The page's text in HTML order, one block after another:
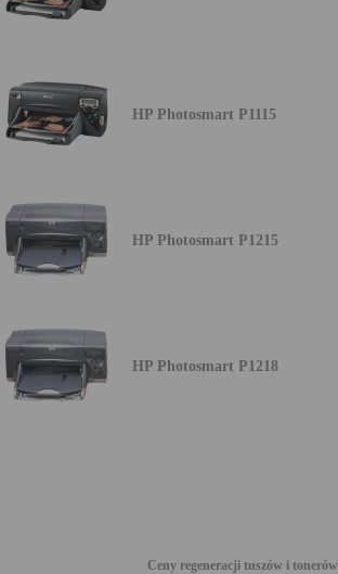
HP Photosmart P1115
HP Photosmart P1215
HP Photosmart P1218
Ceny regeneracji tuszów i tonerów